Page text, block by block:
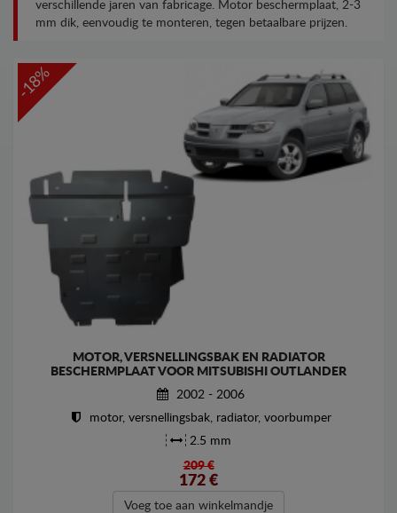
verschillende jaren van fabricage. Motor beschermplaat, 2-3
mm dik, eenvoudig te monteren, tegen betaalbare prijzen.
-18%
MOTOR, VERSNELLINGSBAK EN RADIATOR
BESCHERMPLAAT VOOR MITSUBISHI OUTLANDER
2002 - 2006
motor, versnellingsbak, radiator, voorbumper
2.5 mm
209 €
172 €
Voeg toe aan winkelmandje